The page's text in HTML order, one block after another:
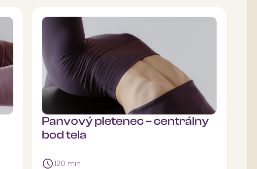
Panvový pletenec – centrálny
bod tela
120 min